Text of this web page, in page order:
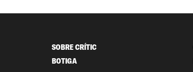
SOBRE CRÍTIC
BOTIGA